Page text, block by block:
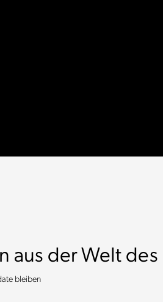
aus der Welt
bleiben